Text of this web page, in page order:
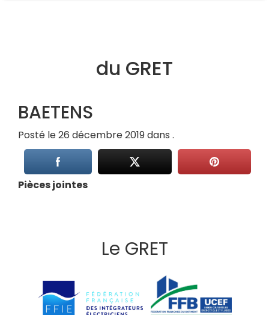
du GRET
BAETENS
Posté le 26 décembre 2019 dans .
Pièces jointes
Le GRET